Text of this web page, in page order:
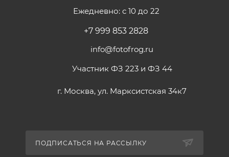
Ежедневно: с 10 до 22
+7 999 853 2828
info@fotofrog.ru
Участник ФЗ 223 и ФЗ 44
г. Москва, ул. Марксистская 34к7
ПОДПИСАТЬСЯ НА РАССЫЛКУ